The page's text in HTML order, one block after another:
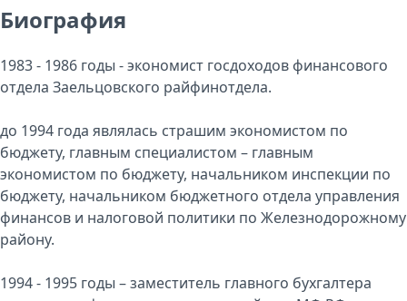
Биография
1983 - 1986 годы - экономист госдоходов финансового
отдела Заельцовского райфинотдела.
до 1994 года являлась страшим экономистом по
бюджету, главным специалистом – главным
экономистом по бюджету, начальником инспекции по
бюджету, начальником бюджетного отдела управления
финансов и налоговой политики по Железнодорожному
району.
1994 - 1995 годы – заместитель главного бухгалтера